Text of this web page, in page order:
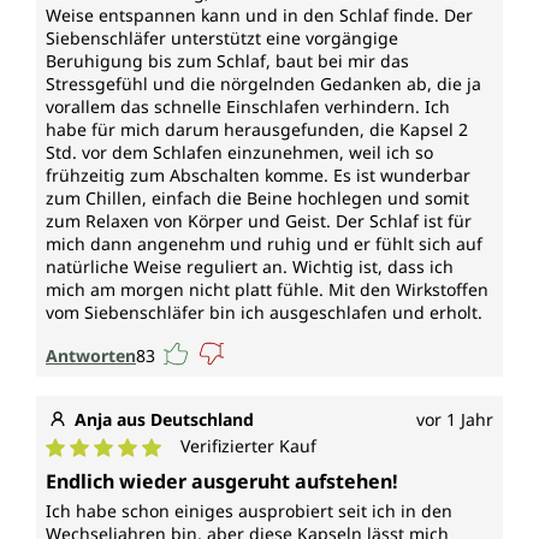
Wirkungsspektrum*
Melatonin
trägt dazu bei, die Einschlafzeit zu verkürzen. Die
positive Wirkung stellt sich ein, wenn kurz vor dem
Schlafengehen 1 mg Melatonin aufgenommen wird.
Vitamin B6 (Pyridoxin)
trägt bei zur Verringerung von Müdigkeit und
Ermüdung, zur Regulierung der Hormontätigkeit, zur
normalen psychischen Funktion, zur normalen
Cystein-Synthese, zum normalen
Stoffwechsel, zum normalen Eiweiß- und
Glycogenstoffwechsel, zur normalen Bildung roter
Blutkörperchen, zur normalen Funktion des
Immunsystems.
Weise entspannen kann und in den Schlaf finde. Der
Siebenschläfer unterstützt eine vorgängige
Beruhigung bis zum Schlaf, baut bei mir das
Stressgefühl und die nörgelnden Gedanken ab, die ja
vorallem das schnelle Einschlafen verhindern. Ich
habe für mich darum herausgefunden, die Kapsel 2
Std. vor dem Schlafen einzunehmen, weil ich so
frühzeitig zum Abschalten komme. Es ist wunderbar
zum Chillen, einfach die Beine hochlegen und somit
zum Relaxen von Körper und Geist. Der Schlaf ist für
mich dann angenehm und ruhig und er fühlt sich auf
natürliche Weise reguliert an. Wichtig ist, dass ich
mich am morgen nicht platt fühle. Mit den Wirkstoffen
vom Siebenschläfer bin ich ausgeschlafen und erholt.
Antworten83
Anja aus Deutschland vor 1 Jahr
Durchschnittliche Bewertung von 5 von 5 Sternen
Verifizierter Kauf
Endlich wieder ausgeruht aufstehen!
Ich habe schon einiges ausprobiert seit ich in den
Wechseljahren bin, aber diese Kapseln lässt mich